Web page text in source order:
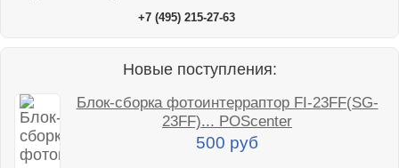
+7 (495) 215-27-63
Новые поступления:
Блок-сборка фотоинтерраптор FI-23FF(SG-
23FF)... POScenter
500 руб